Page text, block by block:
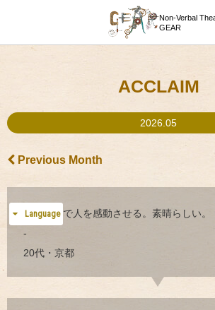
Non-Verbal
GEAR
Language
ACCLAIM
2026.05
Previous Month
五感のみで人を感動させる。素晴らしい。
-
20代・京都